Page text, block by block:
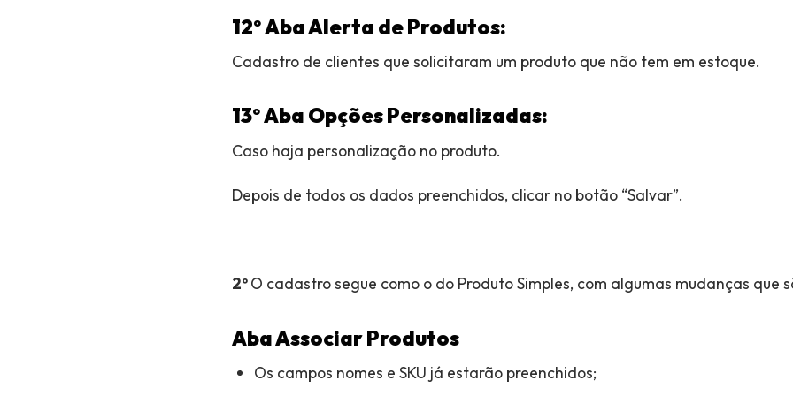
12ºAba Alerta de Produtos:
Cadastro de clientes que solicitaram um produto que não tem em estoque.
13ºAba Opções Personalizadas:
Caso haja personalização no produto.
Depois de todos os dados preenchidos, clicar no botão “Salvar”.
2ºO cadastro segue como o do Produto Simples, com algumas mudanças que
Aba Associar Produtos
Os campos nomes e SKU já estarão preenchidos;